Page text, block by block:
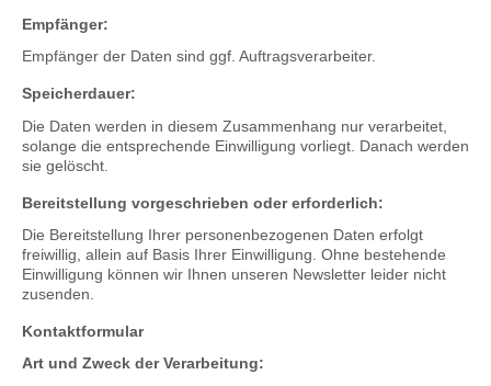
Empfänger:
Empfänger der Daten sind ggf. Auftragsverarbeiter.
Speicherdauer:
Die Daten werden in diesem Zusammenhang nur verarbeitet,
solange die entsprechende Einwilligung vorliegt. Danach werden
sie gelöscht.
Bereitstellung vorgeschrieben oder erforderlich:
Die Bereitstellung Ihrer personenbezogenen Daten erfolgt
freiwillig, allein auf Basis Ihrer Einwilligung. Ohne bestehende
Einwilligung können wir Ihnen unseren Newsletter leider nicht
zusenden.
Kontaktformular
Art und Zweck der Verarbeitung: